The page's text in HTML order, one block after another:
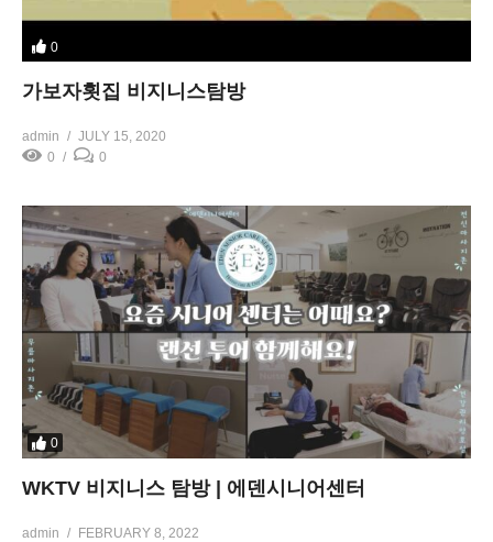
0
가보자횟집 비지니스탐방
admin
JULY 15, 2020
0
0
0
WKTV 비지니스 탐방 | 에덴시니어센터
admin
FEBRUARY 8, 2022